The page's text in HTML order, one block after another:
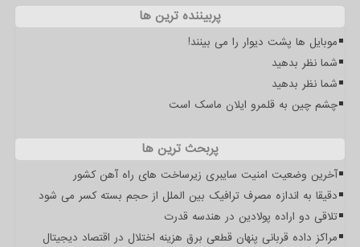
پربیننده ترین ها
موبایل ها پشت دیوار را می بینند!
شما نظر بدهید
شما نظر بدهید
چشم چین به قلمرو ایلان ماسک است
پربحث ترین ها
آخرین وضعیت امنیت سایبری زیرساخت های راه آهن کشور
دقیقا به اندازه مصرف ترافیک بین الملل از حجم بسته کسر می شود
تلاقی دو اراده پولادین در هندسه قدرت
مراکز داده قربانی پنهان قطعی برق هزینه اختلال در اقتصاد دیجیتال